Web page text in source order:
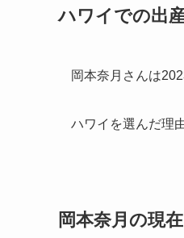
ハワイでの出
岡本奈月さんは
ハワイを選んだ理
岡本奈月の現